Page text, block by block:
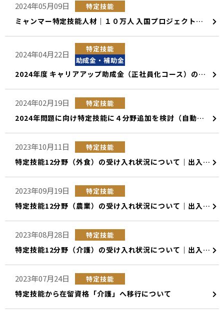
2024年05月09日 特定技能
ミャンマー特定技能人材｜１０万人 入国プロジェクトについて（M-Vision10）
2024年04月22日
特定技能
助成金・補助金
2024年度 キャリアアップ助成金（正社員化コース）の外国人財の対象について
2024年02月19日 特定技能
2024年問題に向け特定技能に４分野追加を検討（自動車運送業/鉄道/林業/木材産業）
2023年10月11日 特定技能
特定技能12分野（外食）の受け入れ状況について｜出入国在留管理庁公表のまとめ
2023年09月19日 特定技能
特定技能12分野（農業）の受け入れ状況について｜出入国在留管理庁公表のまとめ
2023年08月28日 特定技能
特定技能12分野（介護）の受け入れ状況について｜出入国在留管理庁公表のまとめ
2023年07月24日 特定技能
特定技能から在留資格「介護」へ移行について